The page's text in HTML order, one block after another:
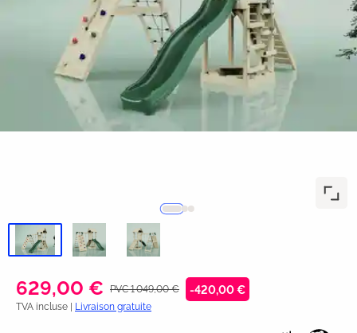
629,00 € PVC 1 049,00 € -420,00 €
TVA incluse | Livraison gratuite